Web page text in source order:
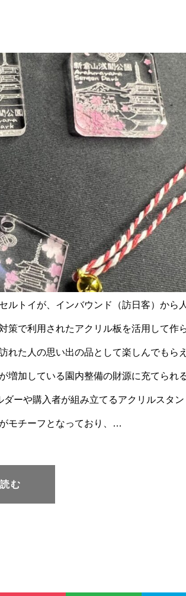
トイが、インバウンド（訪日客）から
策で利用されたアクリル板を活用して作
た人の思い出の品として楽しんでもらえ
加している園内整備の財源に充てられる
ーや購入者が組み立てるアクリルスタ
モチーフとなっており、…
む